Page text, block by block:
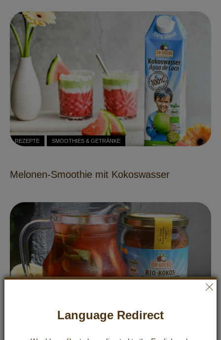
REZEPTE SMOOTHIES & GETRÄNKE
Melonen-Smoothie mit Kokoswasser
Language Redirect